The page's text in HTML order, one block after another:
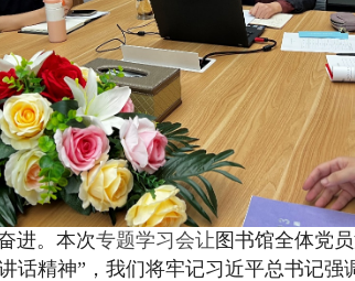
进。本次专题学习会让 图书馆全体党
话精神”，我们将牢记习近平总书记强